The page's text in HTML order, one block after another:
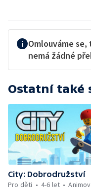
Omlouváme
nemá žádné
Ostatní také
City: Dobrodružství
Pro děti
4-6 let